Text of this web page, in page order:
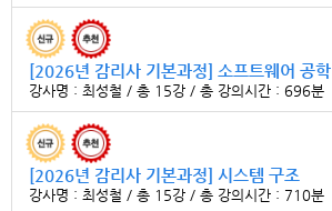
[2026년 감리사 기본과정] 소프트웨어 공학
강사명 : 최성철 / 총 15강 / 총 강의시간 : 696분
[2026년 감리사 기본과정] 시스템 구조
강사명 : 최성철 / 총 15강 / 총 강의시간 : 710분